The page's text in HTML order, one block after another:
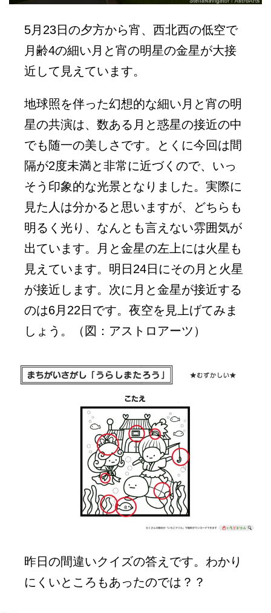
5月23日の夕方から宵、西北西の低空で
月齢4の細い月と宵の明星の金星が大接
近して見えています。
地球照を伴った幻想的な細い月と宵の明
星の共演は、数ある月と惑星の接近の中
でも随一の美しさです。とくに今回は間
隔が2度未満と非常に近づくので、いっ
そう印象的な光景となりました。実際に
見た人は分かると思いますが、どちらも
明るく光り、なんとも言えない雰囲気が
出ています。月と金星の左上には火星も
見えています。明日24日にその月と火星
が接近します。次に月と金星が接近する
のは6月22日です。夜空を見上げてみま
しょう。（図：アストロアーツ）
昨日の間違いクイズの答えです。わかり
にくいところもあったのでは？？